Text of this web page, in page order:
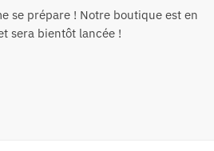
se prépare ! Notre boutique est en
sera bientôt lancée !